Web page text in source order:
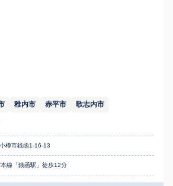
稚内市 赤平市
歌志内市
樽市銭函1-16-13
線「銭函駅」徒歩12分